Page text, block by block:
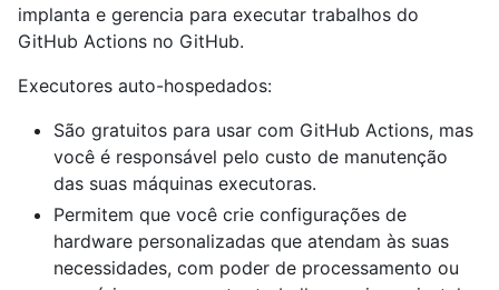
implanta e gerencia para executar trabalhos do
GitHub Actions no GitHub.
Executores auto-hospedados:
São gratuitos para usar com GitHub Actions, mas
você é responsável pelo custo de manutenção
das suas máquinas executoras.
Permitem que você crie configurações de
hardware personalizadas que atendam às suas
necessidades, com poder de processamento ou